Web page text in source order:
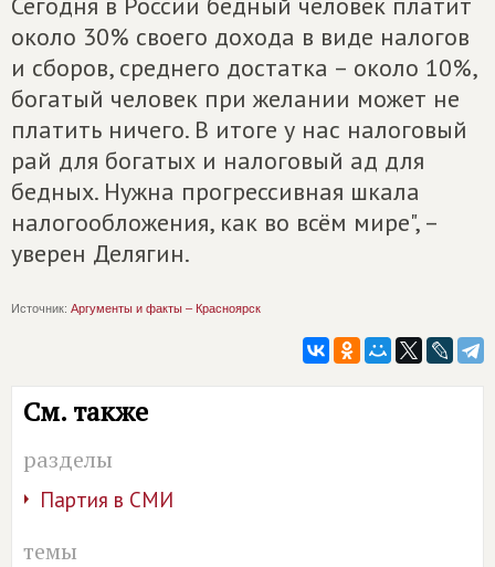
около 30% своего дохода в виде налогов
и сборов, среднего достатка – около 10%,
богатый человек при желании может не
платить ничего. В итоге у нас налоговый
рай для богатых и налоговый ад для
бедных. Нужна прогрессивная шкала
налогообложения, как во всём мире", –
уверен Делягин.
Источник: Аргументы и факты – Красноярск
См. также
разделы
Партия в СМИ
темы